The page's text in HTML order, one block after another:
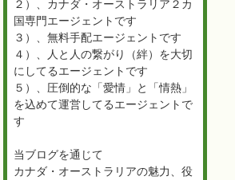
２）、カナダ・オーストラリア２カ
国専門エージェントです
３）、無料手配エージェントです
４）、人と人の繋がり（絆）を大切
にしてるエージェントです
５）、圧倒的な「愛情」と「情熱」
を込めて運営してるエージェントで
す
当ブログを通じて
カナダ・オーストラリアの魅力、役